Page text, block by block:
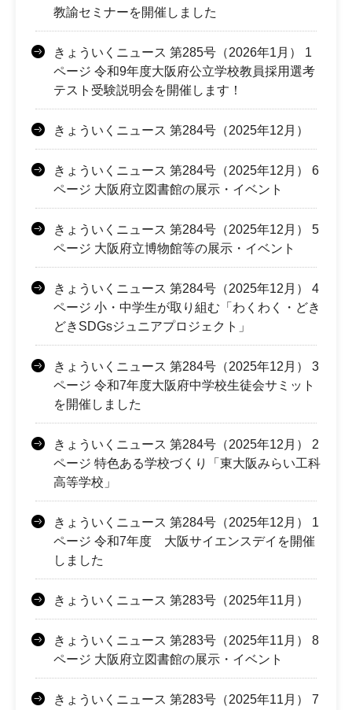
教諭セミナーを開催しました
きょういくニュース 第285号（2026年1月） 1
ページ 令和9年度大阪府公立学校教員採用選考
テスト受験説明会を開催します！
きょういくニュース 第284号（2025年12月）
きょういくニュース 第284号（2025年12月） 6
ページ 大阪府立図書館の展示・イベント
きょういくニュース 第284号（2025年12月） 5
ページ 大阪府立博物館等の展示・イベント
きょういくニュース 第284号（2025年12月） 4
ページ 小・中学生が取り組む「わくわく・どき
どきSDGsジュニアプロジェクト」
きょういくニュース 第284号（2025年12月） 3
ページ 令和7年度大阪府中学校生徒会サミット
を開催しました
きょういくニュース 第284号（2025年12月） 2
ページ 特色ある学校づくり「東大阪みらい工科
高等学校」
きょういくニュース 第284号（2025年12月） 1
ページ 令和7年度 大阪サイエンスデイを開催
しました
きょういくニュース 第283号（2025年11月）
きょういくニュース 第283号（2025年11月） 8
ページ 大阪府立図書館の展示・イベント
きょういくニュース 第283号（2025年11月） 7